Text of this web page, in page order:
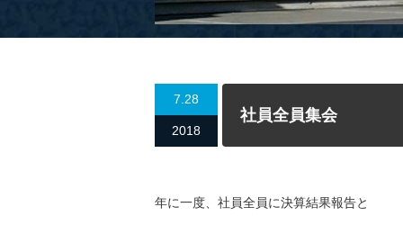
7.28
2018
社員全員集会
年に一度、社員全員に決算結果報告と